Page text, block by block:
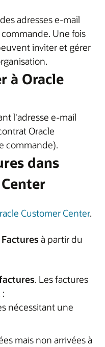
adresses e-mail
Une fois
inviter et gérer
à Oracle
l'adresse e-mail
Oracle
commande).
dans
Customer Center.
Factures à partir du
. Les factures
nécessitant une
mais non arrivées à